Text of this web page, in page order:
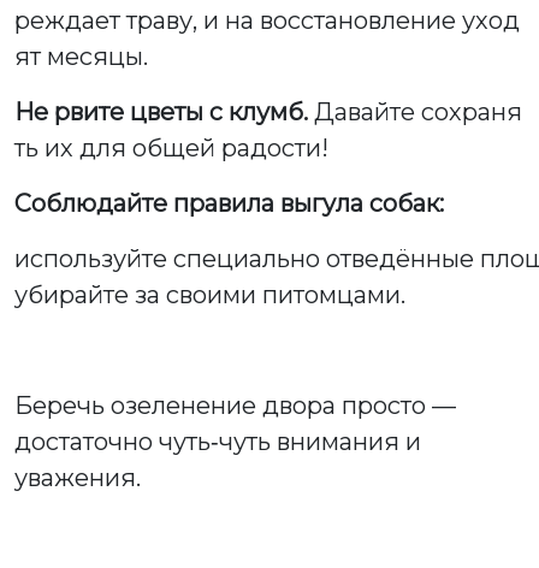
реждает траву, и на восстановление уход
ят месяцы.
Не рвите цветы с клумб. Давайте сохраня
ть их для общей радости!
Соблюдайте правила выгула собак:
используйте специально отведённые
убирайте за своими питомцами.
Беречь озеленение двора просто —
достаточно чуть‑чуть внимания и
уважения.